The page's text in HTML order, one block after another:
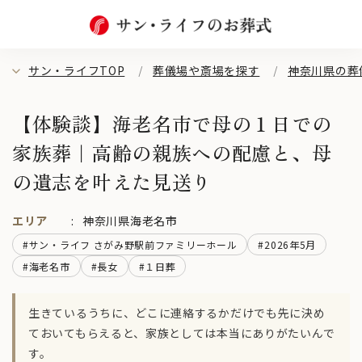
サン・ライフTOP 葬儀場や斎場を探す 神奈川県の
【体験談】海老名市で母の１日での
家族葬｜高齢の親族への配慮と、母
の遺志を叶えた見送り
エリア 神奈川県海老名市
#サン・ライフ さがみ野駅前ファミリーホール
#2026年5月
#海老名市
#長女 #１日葬
生きているうちに、どこに連絡するかだけでも先に決め
ておいてもらえると、家族としては本当にありがたいんで
す。